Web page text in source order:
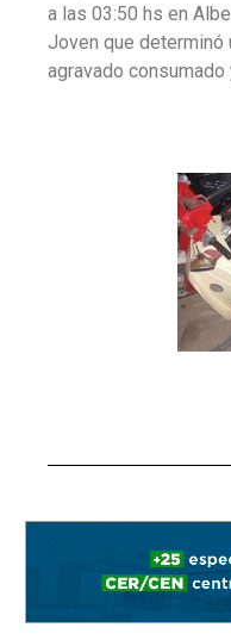
a las 03:50 hs en
Joven que determinó
agravado consumado